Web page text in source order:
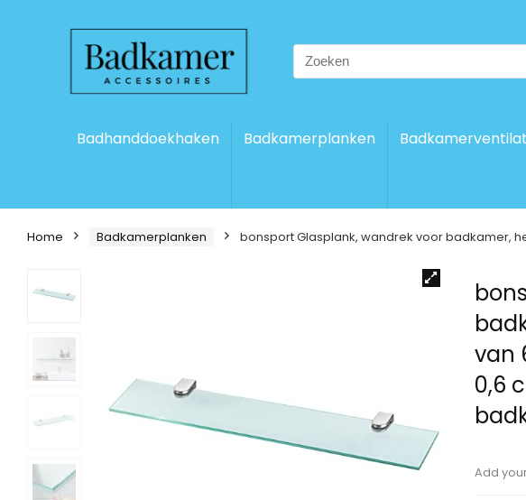
Search
for:
Badhanddoekhaken Badkamerplanken
Home Badkamerplanken bonsport Glasplank, wandrek voor badkamer,
van
0,6
Add